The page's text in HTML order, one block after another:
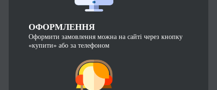
ОФОРМЛЕННЯ
Оформити замовлення можна на сайті через кнопку
«купити» або за телефоном